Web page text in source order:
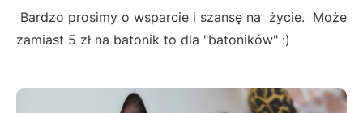
Bardzo prosimy o wsparcie i szansę na życie. Może
zamiast 5 zł na batonik to dla "batoników" :)